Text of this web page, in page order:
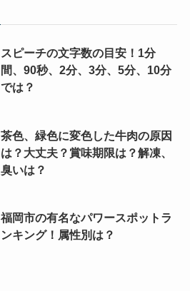
スピーチの文字数の目安！1分
間、90秒、2分、3分、5分、10分
では？
茶色、緑色に変色した牛肉の原因
は？大丈夫？賞味期限は？解凍、
臭いは？
福岡市の有名なパワースポットラ
ンキング！属性別は？